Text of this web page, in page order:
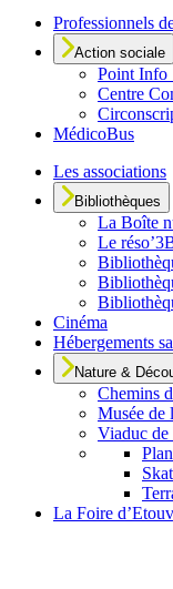
Professionnels
Action sociale
Point Info
Centre
MédicoBus
Les associations
Bibliothèques
La Boîte
Le
Cinéma
Hébergements
Nature &
Chemins
Musée de
Viaduc de
La Foire